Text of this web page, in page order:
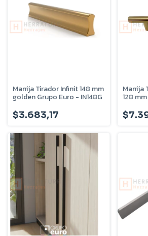
Manija Tirador Infinit 148 mm
golden Grupo Euro - IN148G
$3.683,17
Manija
128